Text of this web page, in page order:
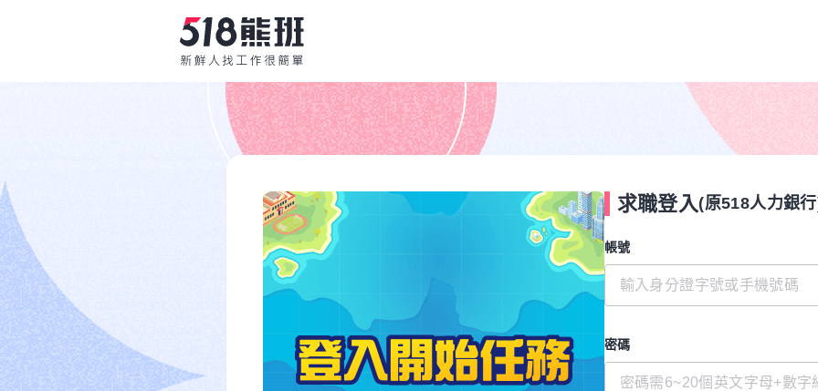
求職登入(原518人力銀
帳號
密碼